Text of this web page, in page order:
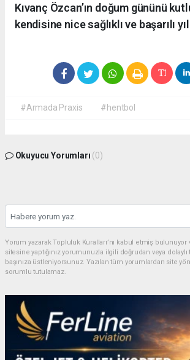
Kıvanç Özcan’ın doğum gününü
kendisine nice sağlıklı ve başarılı
#Armada Praxis #hentbol
Okuyucu Yorumları (0)
Yorum yazarak Topluluk Kuralları’nı kabul etmiş
sitesine yaptığınız yorumunuzla ilgili doğrudan veya
başınıza üstleniyorsunuz. Yazılan tüm yorumlardan site
sorumlu tutulamaz.